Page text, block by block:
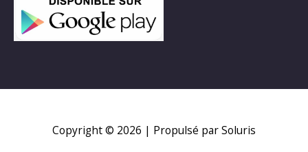
Copyright © 2026 | Propulsé par Soluris